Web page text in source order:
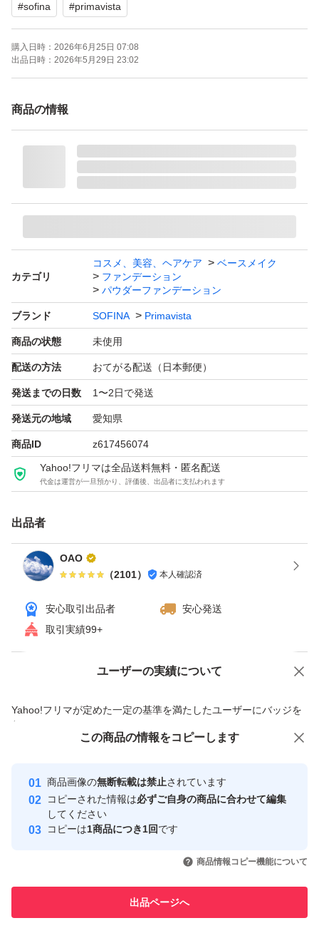
プリマヴィスタ ディア 肌色トーンアップパウダーファン
デーションUV オークル07 レフィル 9g
ブランド：SOFINA Primavista
ベースメイク特徴：カバー力 UVカット
特徴：アレルギーテスト済 無香料
#sofina #primavista
購入日時： 2026年6月25日 07:08
出品日時： 2026年5月29日 23:02
商品の情報
カテゴリ
コスメ、美容、ヘアケア
ベースメイク
ファンデーション
パウダーファンデーション
ブランド SOFINA Primavista
商品の状態 未使用
配送の方法 おてがる配送（日本郵便）
発送までの日数 1〜2日で発送
発送元の地域 愛知県
商品ID z617456074
Yahoo!フリマは全品送料無料・匿名配送
代金は運営が一旦預かり、評価後、出品者に支払われます
出品者
OAO
（2101） 本人確認済
安心取引出品者
安心発送
取引実績99+
ユーザーの実績について
Yahoo!フリマが定めた一定の基準を満たしたユーザーにバッジを
付与しています
安心取引出品者
心・安全なユーザーです
取引実績
引を完了させた実績があります
での取引実績があります
価格の相談 商品への質問
この商品の情報をコピーします
商品画像の無断転載は禁止されています
コピーされた情報は必ずご自身の商品に合わせて編集
してください
コピーは1商品につき1回です
商品情報コピー機能について
出品ページへ
この商品をみている人にオススメ